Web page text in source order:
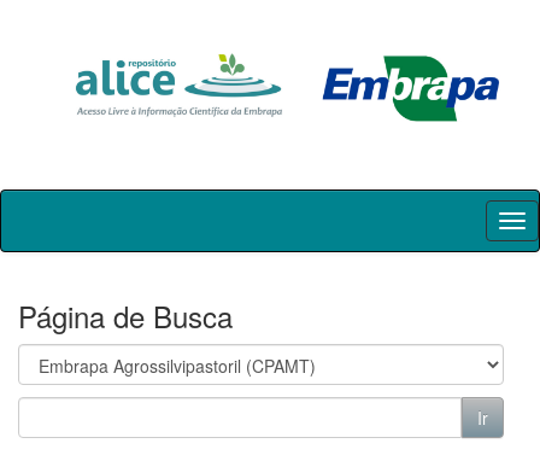
Skip
Página de Busca